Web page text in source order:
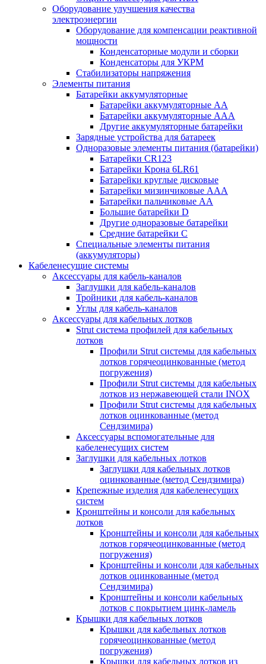
Оборудование улучшения качества
электроэнергии
Оборудование для компенсации реактивной
мощности
Конденсаторные модули и сборки
Конденсаторы для УКРМ
Стабилизаторы напряжения
Элементы питания
Батарейки аккумуляторные
Батарейки аккумуляторные АА
Батарейки аккумуляторные ААА
Другие аккумуляторные батарейки
Зарядные устройства для батареек
Одноразовые элементы питания (батарейки)
Батарейки CR123
Батарейки Крона 6LR61
Батарейки круглые дисковые
Батарейки мизинчиковые ААА
Батарейки пальчиковые АА
Большие батарейки D
Другие одноразовые батарейки
Средние батарейки C
Специальные элементы питания
(аккумуляторы)
Кабеленесущие системы
Аксессуары для кабель-каналов
Заглушки для кабель-каналов
Тройники для кабель-каналов
Углы для кабель-каналов
Аксессуары для кабельных лотков
Strut система профилей для кабельных
лотков
Профили Strut системы для кабельных
лотков горячеоцинкованные (метод
погружения)
Профили Strut системы для кабельных
лотков из нержавеющей стали INOX
Профили Strut системы для кабельных
лотков оцинкованные (метод
Сендзимира)
Аксессуары вспомогательные для
кабеленесущих систем
Заглушки для кабельных лотков
Заглушки для кабельных лотков
оцинкованные (метод Сендзимира)
Крепежные изделия для кабеленесущих
систем
Кронштейны и консоли для кабельных
лотков
Кронштейны и консоли для кабельных
лотков горячеоцинкованные (метод
погружения)
Кронштейны и консоли для кабельных
лотков оцинкованные (метод
Сендзимира)
Кронштейны и консоли кабельных
лотков с покрытием цинк-ламель
Крышки для кабельных лотков
Крышки для кабельных лотков
горячеоцинкованные (метод
погружения)
Крышки для кабельных лотков из